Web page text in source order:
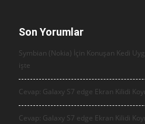
Son Yorumlar
Symbian (Nokia) İçin Konuşan Kedi
işte
Cevap: Galaxy S7 edge Ekran Kilidi
Cevap: Galaxy S7 edge Ekran Kilidi